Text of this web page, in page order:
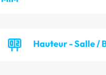
Hauteur - Salle /